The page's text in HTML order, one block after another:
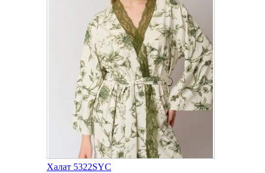
Халат 5322SYC